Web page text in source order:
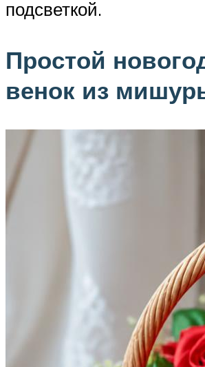
подсветкой.
Простой
венок из